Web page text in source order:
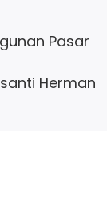
Pasar
Herman